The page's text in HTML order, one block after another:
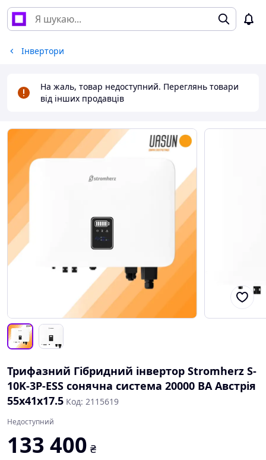
Інвертори
На жаль, товар недоступний. Переглянь товари
від інших продавців
Трифазний Гібридний інвертор Stromherz S-
10K-3Р-ESS сонячна система 20000 ВА Австрія
55х41х17.5 Код: 2115619
Недоступний
133 400 ₴